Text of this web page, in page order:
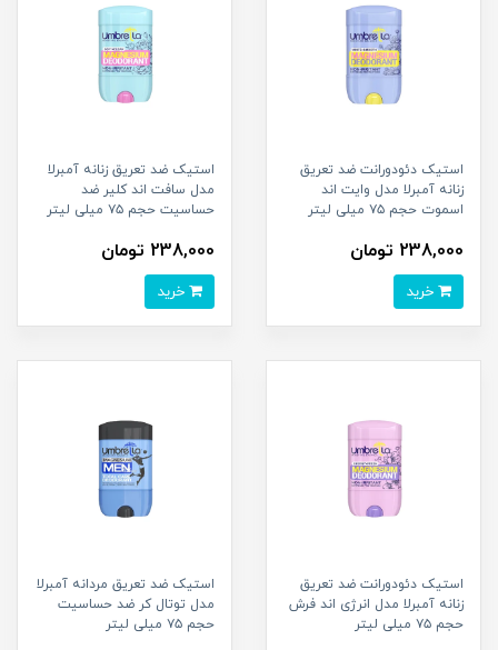
استیک دئودورانت ضد تعریق
زنانه آمبرلا مدل وایت اند
اسموت حجم ۷۵ میلی لیتر
238,000 تومان
استیک ضد تعریق زنانه آمبرلا
مدل سافت اند کلیر ضد
حساسیت حجم ۷۵ میلی لیتر
238,000 تومان
استیک دئودورانت ضد تعریق
زنانه آمبرلا مدل انرژی اند فرش
حجم ۷۵ میلی لیتر
استیک ضد تعریق مردانه آمبرلا
مدل توتال کر ضد حساسیت
حجم ۷۵ میلی لیتر